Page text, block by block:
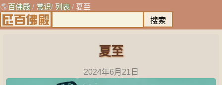
🌎百佛殿 / 常识/ 列表 / 夏至
夏至
2024年6月21日